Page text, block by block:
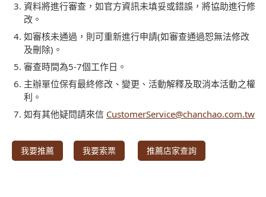
資料將進行審查，如官方資訊未填妥或錯誤，將協助進行修
改。
如審核未通過，則可重新進行申請(如審查通過恕無法修改
及刪除)。
審查時間為5-7個工作日。
主辦單位保有最終修改、變更、活動解釋及取消本活動之權
利。
如有其他疑問請來信 CustomerService@chanchao.com.tw
我要推薦 我要索票 推薦店家查詢